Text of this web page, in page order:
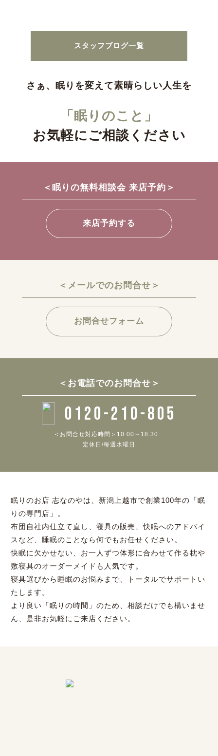
スタッフブログ一覧
さぁ、眠りを変えて素晴らしい人生を
「眠りのこと」
お気軽にご相談ください
＜眠りの無料相談会 来店予約＞
来店予約する
＜メールでのお問合せ＞
お問合せフォーム
＜お電話でのお問合せ＞
0120-210-805
＜お問合せ対応時間＞10:00～18:30
定休日/毎週水曜日
眠りのお店 志なのやは、新潟上越市で創業100年の「眠
りの専門店」。
布団自社内仕立て直し、寝具の販売、快眠へのアドバイ
スなど、睡眠のことなら何でもお任せください。
快眠に欠かせない、お一人ずつ体形に合わせて作る枕や
敷寝具のオーダーメイドも人気です。
寝具選びから睡眠のお悩みまで、トータルでサポートい
たします。
より良い「眠りの時間」のため、相談だけでも構いませ
ん、是非お気軽にご来店ください。